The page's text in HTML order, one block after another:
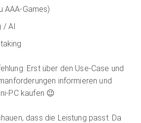
AAA-Games)
/ AI
Erst über den Use-Case und
informieren und
PC kaufen 😉
dass die Leistung passt. Da